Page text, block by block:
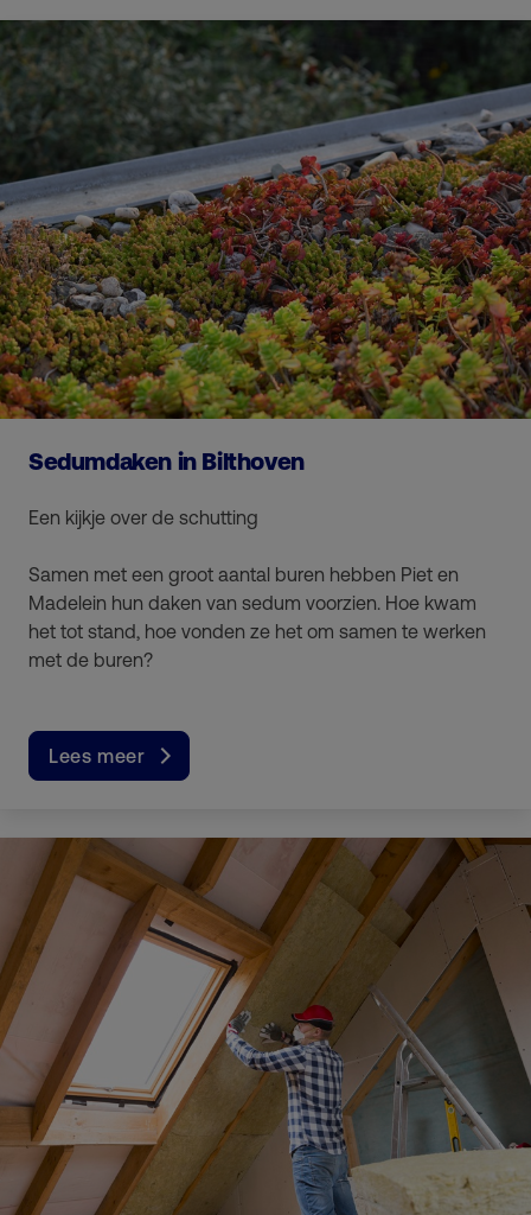
Sedumdaken in Bilthoven
Een kijkje over de schutting
Samen met een groot aantal buren hebben Piet en
Madelein hun daken van sedum voorzien. Hoe kwam
het tot stand, hoe vonden ze het om samen te werken
met de buren?
Lees meer